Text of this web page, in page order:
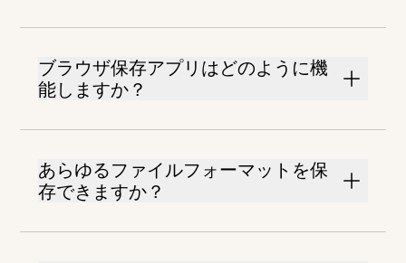
ブラウザ保存アプリはどのように機
能しますか？
あらゆるファイルフォーマットを保
存できますか？